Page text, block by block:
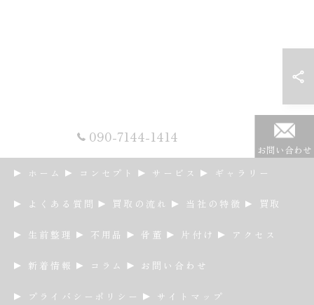
090-7144-1414
お問い合わせ
ホーム
コンセプト サービス ギャラリー
よくある質問 買取の流れ 当社の特徴 買取
生前整理 不用品 骨董 片付け アクセス
新着情報 コラム お問い合わせ
プライバシーポリシー サイトマップ